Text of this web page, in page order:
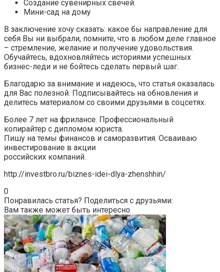
Создание сувенирных свечей.
Мини-сад на дому
В заключение хочу сказать: какое бы направление для
себя Вы ни выбрали, помните, что в любом деле главное
– стремление, желание и получение удовольствия.
Обучайтесь, вдохновляйтесь историями успешных
бизнес-леди и не бойтесь сделать первый шаг.
Благодарю за внимание и надеюсь, что статья оказалась
для Вас полезной. Подписывайтесь на обновления и
делитесь материалом со своими друзьями в соцсетях.
Более 7 лет на фрилансе. Профессиональный
копирайтер с дипломом юриста.
Пишу на темы финансов и саморазвития. Осваиваю
инвестирование в акции
российских компаний.
http://investbro.ru/biznes-idei-dlya-zhenshhin/
0
Понравилась статья? Поделиться с друзьями:
Вам также может быть интересно